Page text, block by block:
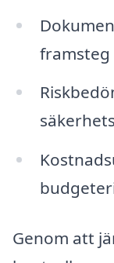
framsteg
Genom att